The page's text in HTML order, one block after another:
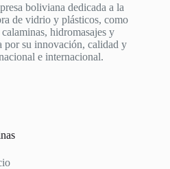
boliviana dedicada a la
de vidrio y plásticos, como
hidromasajes y
por su innovación, calidad y
e internacional.